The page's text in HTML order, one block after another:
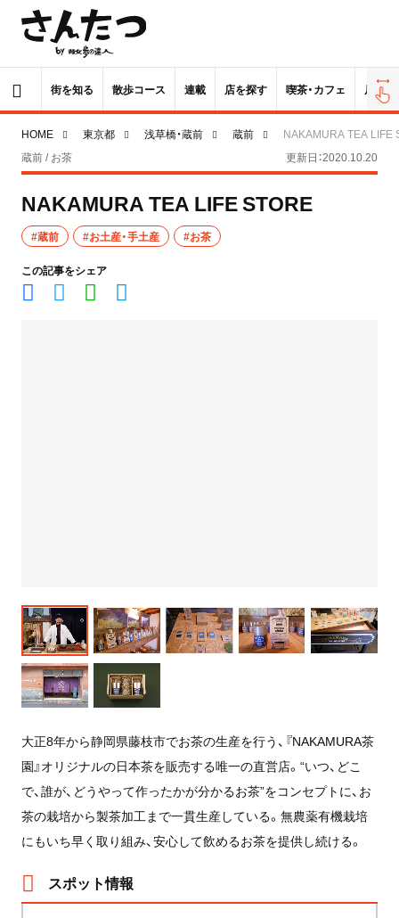
街を知る 散歩コース 連載 店を探す 喫茶・カフェ 居酒屋
HOME 東京都 浅草橋・蔵前 蔵前
NAKAMURA TEA LIFE
蔵前 / お茶
更新日：2020.10.20
NAKAMURA TEA LIFE STORE
#蔵前 #お土産・手土産 #お茶
この記事をシェア
大正8年から静岡県藤枝市でお茶の生産を行う、『NAKAMURA茶
園』オリジナルの日本茶を販売する唯一の直営店。“いつ、どこ
で、誰が、どうやって作ったかが分かるお茶”をコンセプトに、お
茶の栽培から製茶加工まで一貫生産している。無農薬有機栽培
にもいち早く取り組み、安心して飲めるお茶を提供し続ける。
スポット情報